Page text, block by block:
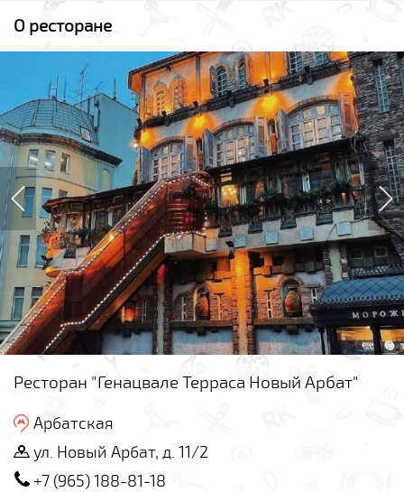
О ресторане
Ресторан "Генацвале Терраса Новый Арбат"
Арбатская
ул. Новый Арбат, д. 11/2
+7 (965) 188-81-18